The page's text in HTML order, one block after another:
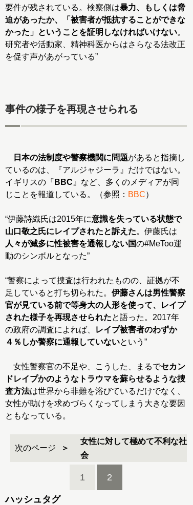
要件が残されている。検察側は暴力、もしくは脅
迫があったか、「被害者が抵抗することができな
かった」ということを証明しなければいけない。
研究者や活動家、精神科医からはさらなる法改正
を促す声があがっている”
事件の様子を再現させられる
日本の法制度や警察機関に問題があると指摘し
ているのは、『アルジャジーラ』だけではない。
イギリスの『 BBC 』など、多くのメディアが同
じことを報道している。（参照： BBC）
“伊藤詩織氏は2015年に意識を失っている状態で
山口敬之氏にレイプされたと訴えた。伊藤氏は
人々が滅多に性被害を通報しない国の#MeToo運
動のシンボルとなった”
“警察によって捜査は行われたものの、証拠が不
足していると打ち切られた。 伊藤さんは男性警察
官が見ている前で等身大の人形を使って、レイプ
された様子を再現させられたと語った。2017年
の政府の調査によれば、
レイプ被害者のわずか
４％しか警察に通報していないという”
女性警察官の不足や、こうした、まるでセカン
ドレイプかのようなトラウマを蘇らせるような捜
査方法は世界から非難を浴びているだけでなく、
女性が助けを求めづらくなってしまう大きな要因
ともなっている。
次のページ
女性に対して極めて不利な社
会
1 2
ハッシュタグ